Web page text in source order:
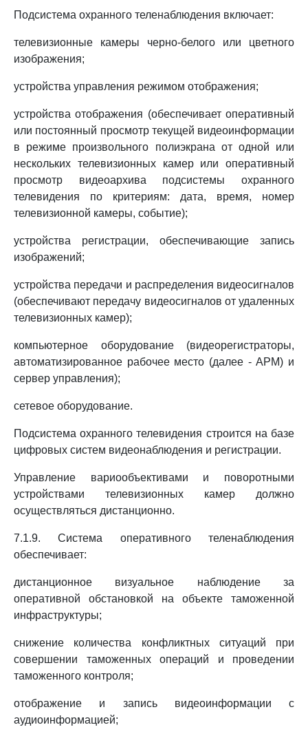
Подсистема охранного теленаблюдения включает:
телевизионные камеры черно-белого или цветного
изображения;
устройства управления режимом отображения;
устройства отображения (обеспечивает оперативный
или постоянный просмотр текущей видеоинформации
в режиме произвольного полиэкрана от одной или
нескольких телевизионных камер или оперативный
просмотр видеоархива подсистемы охранного
телевидения по критериям: дата, время, номер
телевизионной камеры, событие);
устройства регистрации, обеспечивающие запись
изображений;
устройства передачи и распределения видеосигналов
(обеспечивают передачу видеосигналов от удаленных
телевизионных камер);
компьютерное оборудование (видеорегистраторы,
автоматизированное рабочее место (далее - АРМ) и
сервер управления);
сетевое оборудование.
Подсистема охранного телевидения строится на базе
цифровых систем видеонаблюдения и регистрации.
Управление вариообъективами и поворотными
устройствами телевизионных камер должно
осуществляться дистанционно.
7.1.9. Система оперативного теленаблюдения
обеспечивает:
дистанционное визуальное наблюдение за
оперативной обстановкой на объекте таможенной
инфраструктуры;
снижение количества конфликтных ситуаций при
совершении таможенных операций и проведении
таможенного контроля;
отображение и запись видеоинформации с
аудиоинформацией;